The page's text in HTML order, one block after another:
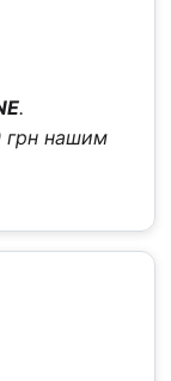
.
грн нашим